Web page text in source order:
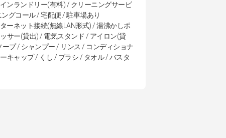
ンランドリー(有料) / クリーニングサービ
グコール / 宅配便 / 駐車場あり
ーネット接続(無線LAN形式) / 湯沸かしポ
サー(貸出) / 電気スタンド / アイロン(貸
プ / シャンプー / リンス / コンディショナ
キャップ / くし / ブラシ / タオル / バスタ